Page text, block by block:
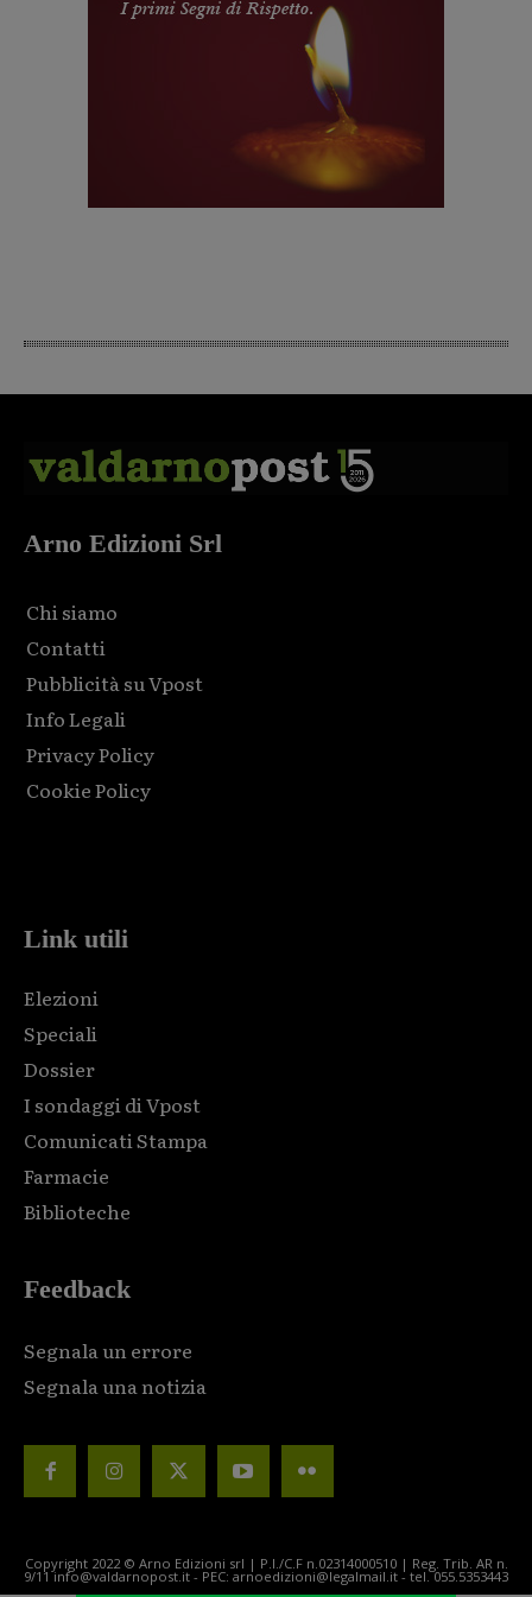
Arno Edizioni Srl
Chi siamo
Contatti
Pubblicità su Vpost
Info Legali
Privacy Policy
Cookie Policy
Link utili
Elezioni
Speciali
Dossier
I sondaggi di Vpost
Comunicati Stampa
Farmacie
Biblioteche
Feedback
Segnala un errore
Segnala una notizia
Copyright 2022 © Arno Edizioni srl | P.I./C.F n.02314000510 | Reg. Trib. AR n.
9/11 info@valdarnopost.it - PEC: arnoedizioni@legalmail.it - tel. 055.5353443